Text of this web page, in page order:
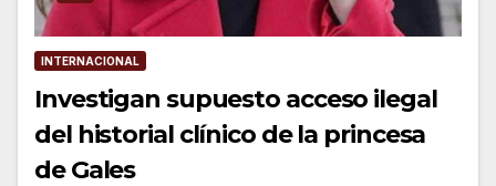
INTERNACIONAL
Investigan supuesto acceso ilegal
del historial clínico de la princesa
de Gales